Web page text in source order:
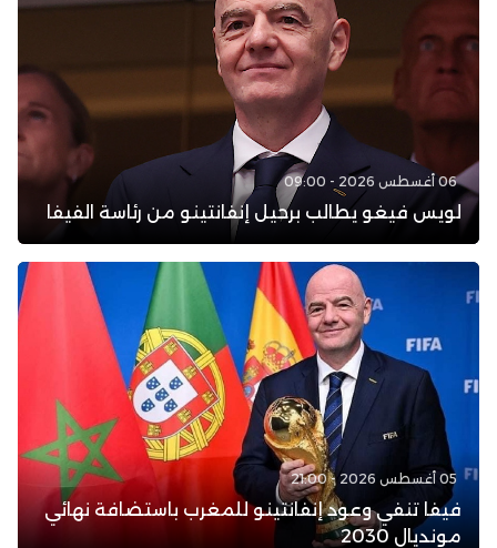
06 أغسطس 2026 - 09:00
لويس فيغو يطالب برحيل إنفانتينو من رئاسة الفيفا
05 أغسطس 2026 - 21:00
فيفا تنفي وعود إنفانتينو للمغرب باستضافة نهائي
مونديال 2030